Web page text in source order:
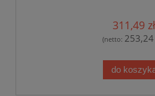
311,49 zł
(netto: 253,24
do